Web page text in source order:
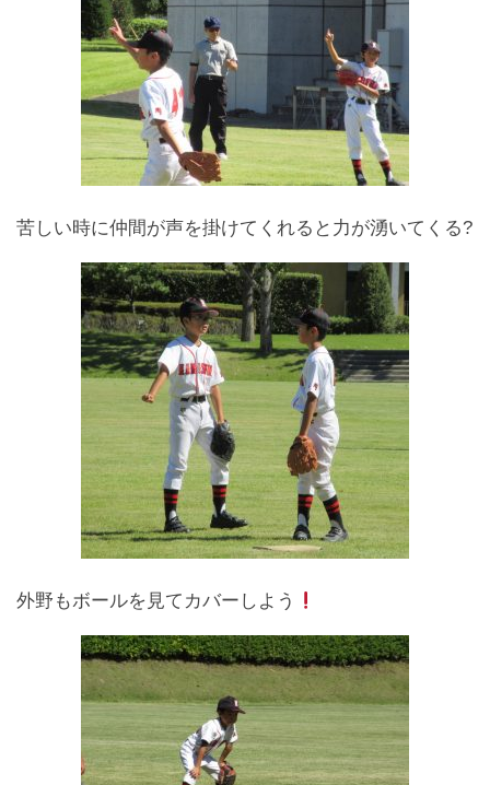
苦しい時に仲間が声を掛けてくれると力が湧いてくる?
外野もボールを見てカバーしよう